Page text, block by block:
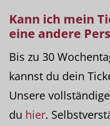
Kann ich mein
eine andere
Bis zu 30
kannst du dein
Unsere
du hier.